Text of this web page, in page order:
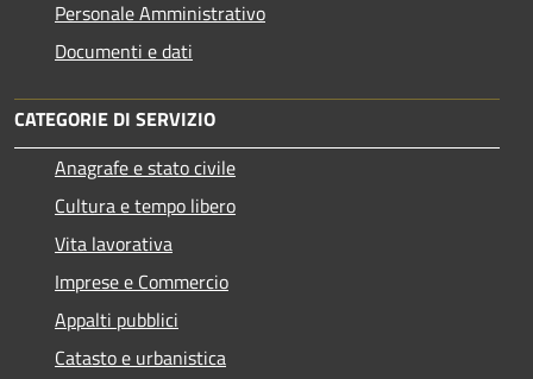
Personale Amministrativo
Documenti e dati
CATEGORIE DI SERVIZIO
Anagrafe e stato civile
Cultura e tempo libero
Vita lavorativa
Imprese e Commercio
Appalti pubblici
Catasto e urbanistica